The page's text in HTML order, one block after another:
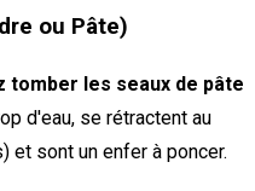
ou Pâte)
tomber les seaux de pâte
d'eau, se rétractent au
et sont un enfer à poncer.